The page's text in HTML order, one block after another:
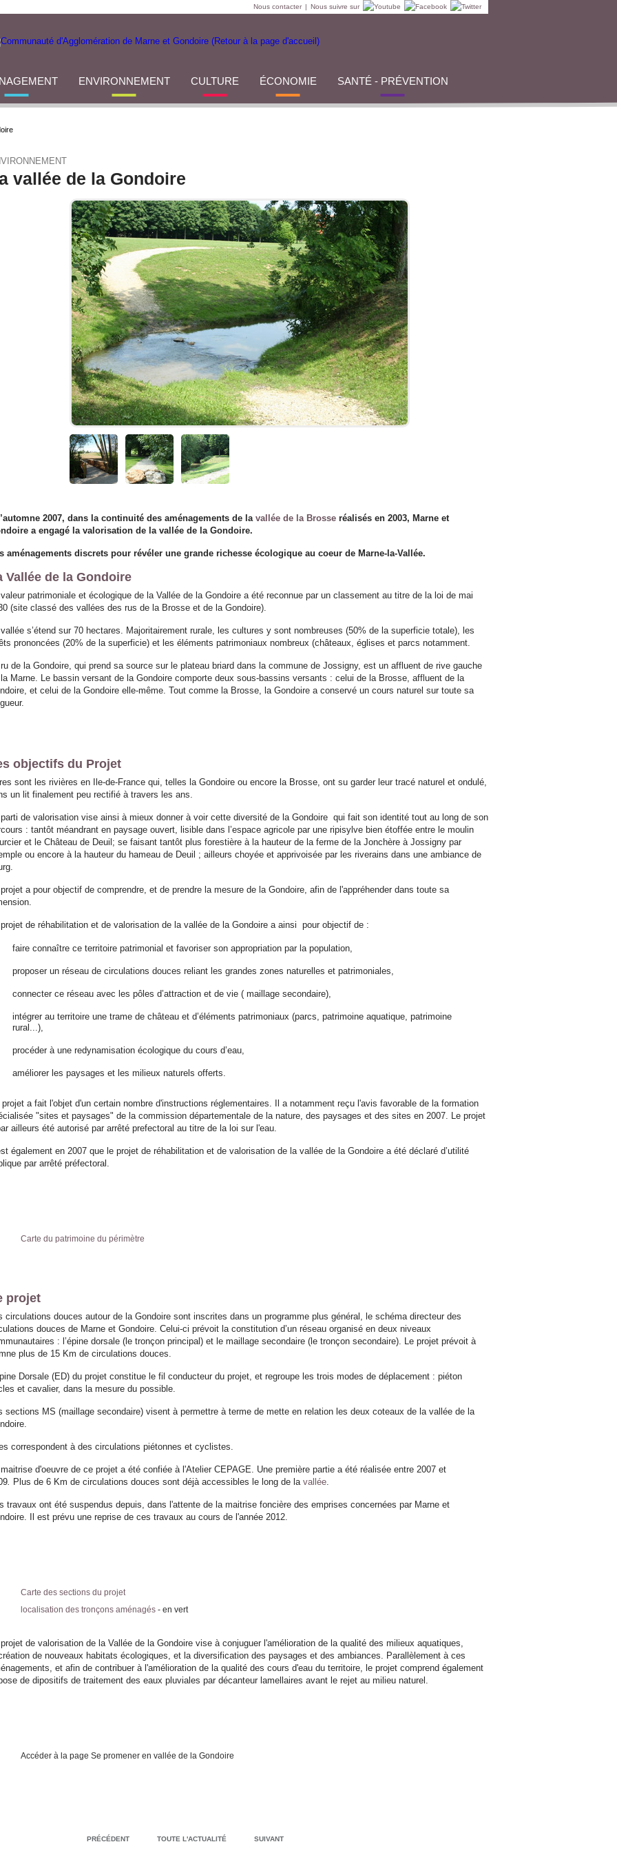
Nous contacter | Nous suivre sur
ENVIRONNEMENT CULTURE ÉCONOMIE SANTÉ - PRÉVENTION
vallée de la Gondoire
2007, dans la continuité des aménagements de lavallée de la Brosse réalisés en 2003, Marne et
a engagé la valorisation de la vallée de la Gondoire.
aménagements discrets pour révéler une grande richesse écologique au coeur de Marne-la-Vallée.
Vallée de la Gondoire
valeur patrimoniale et écologique de la Vallée de la Gondoire a été reconnue par un classement au titre de la loi de mai
(site classé des vallées des rus de la Brosse et de la Gondoire).
vallée s’étend sur 70 hectares. Majoritairement rurale, les cultures y sont nombreuses (50% de la superficie totale), les
prononcées (20% de la superficie) et les éléments patrimoniaux nombreux (châteaux, églises et parcs notamment.
ru de la Gondoire, qui prend sa source sur le plateau briard dans la commune de Jossigny, est un affluent de rive gauche
Marne. Le bassin versant de la Gondoire comporte deux sous-bassins versants : celui de la Brosse, affluent de la
et celui de la Gondoire elle-même. Tout comme la Brosse, la Gondoire a conservé un cours naturel sur toute sa
objectifs du Projet
sont les rivières en Ile-de-France qui, telles la Gondoire ou encore la Brosse, ont su garder leur tracé naturel et ondulé,
un lit finalement peu rectifié à travers les ans.
parti de valorisation vise ainsi à mieux donner à voir cette diversité de la Gondoire qui fait son identité tout au long de son
: tantôt méandrant en paysage ouvert, lisible dans l’espace agricole par une ripisylve bien étoffée entre le moulin
et le Château de Deuil; se faisant tantôt plus forestière à la hauteur de la ferme de la Jonchère à Jossigny par
ou encore à la hauteur du hameau de Deuil ; ailleurs choyée et apprivoisée par les riverains dans une ambiance de
projet a pour objectif de comprendre, et de prendre la mesure de la Gondoire, afin de l'appréhender dans toute sa
projet de réhabilitation et de valorisation de la vallée de la Gondoire a ainsi pour objectif de :
faire connaître ce territoire patrimonial et favoriser son appropriation par la population,
proposer un réseau de circulations douces reliant les grandes zones naturelles et patrimoniales,
connecter ce réseau avec les pôles d’attraction et de vie ( maillage secondaire),
intégrer au territoire une trame de château et d’éléments patrimoniaux (parcs, patrimoine aquatique, patrimoine
rural...),
procéder à une redynamisation écologique du cours d’eau,
améliorer les paysages et les milieux naturels offerts.
projet a fait l'objet d'un certain nombre d'instructions réglementaires. Il a notamment reçu l'avis favorable de la formation
"sites et paysages" de la commission départementale de la nature, des paysages et des sites en 2007. Le projet
ailleurs été autorisé par arrêté prefectoral au titre de la loi sur l'eau.
également en 2007 que le projet de réhabilitation et de valorisation de la vallée de la Gondoire a été déclaré d’utilité
par arrêté préfectoral.
Carte du patrimoine du périmètre
projet
circulations douces autour de la Gondoire sont inscrites dans un programme plus général, le schéma directeur des
douces de Marne et Gondoire. Celui-ci prévoit la constitution d’un réseau organisé en deux niveaux
: l’épine dorsale (le tronçon principal) et le maillage secondaire (le tronçon secondaire). Le projet prévoit à
plus de 15 Km de circulations douces.
Dorsale (ED) du projet constitue le fil conducteur du projet, et regroupe les trois modes de déplacement : piéton
et cavalier, dans la mesure du possible.
sections MS (maillage secondaire) visent à permettre à terme de mette en relation les deux coteaux de la vallée de la
correspondent à des circulations piétonnes et cyclistes.
maitrise d'oeuvre de ce projet a été confiée à l'Atelier CEPAGE. Une première partie a été réalisée entre 2007 et
. Plus de 6 Km de circulations douces sont déjà accessibles le long de la vallée.
travaux ont été suspendus depuis, dans l'attente de la maitrise foncière des emprises concernées par Marne et
Il est prévu une reprise de ces travaux au cours de l'année 2012.
Carte des sections du projet
localisation des tronçons aménagés - en vert
projet de valorisation de la Vallée de la Gondoire vise à conjuguer l'amélioration de la qualité des milieux aquatiques,
de nouveaux habitats écologiques, et la diversification des paysages et des ambiances. Parallèlement à ces
et afin de contribuer à l'amélioration de la qualité des cours d'eau du territoire, le projet comprend également
de dipositifs de traitement des eaux pluviales par décanteur lamellaires avant le rejet au milieu naturel.
Accéder à la page Se promener en vallée de la Gondoire
PRÉCÉDENT TOUTE L'ACTUALITÉ SUIVANT